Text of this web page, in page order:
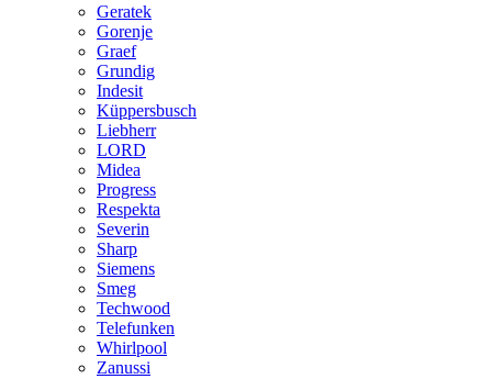
Geratek
Gorenje
Graef
Grundig
Indesit
Küppersbusch
Liebherr
LORD
Midea
Progress
Respekta
Severin
Sharp
Siemens
Smeg
Techwood
Telefunken
Whirlpool
Zanussi